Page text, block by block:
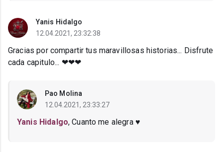
Yanis Hidalgo
12.04.2021, 23:32:38
Gracias por compartir tus maravillosas historias... Disfrute
cada capitulo... ❤❤❤
Pao Molina
12.04.2021, 23:33:27
Yanis Hidalgo, Cuanto me alegra ♥